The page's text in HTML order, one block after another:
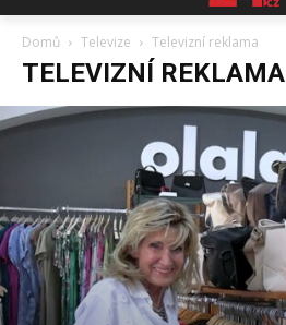
Domů Televize Televizní reklama
TELEVIZNÍ REKLAMA